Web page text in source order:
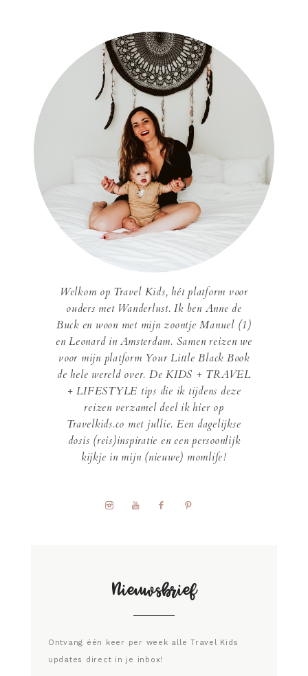
Welkom op Travel Kids, hét platform voor
ouders met Wanderlust. Ik ben Anne de
Buck en woon met mijn zoontje Manuel (1)
en Leonard in Amsterdam. Samen reizen we
voor mijn platform Your Little Black Book
de hele wereld over. De KIDS + TRAVEL
+ LIFESTYLE tips die ik tijdens deze
reizen verzamel deel ik hier op
Travelkids.co met jullie. Een dagelijkse
dosis (reis)inspiratie en een persoonlijk
kijkje in mijn (nieuwe) momlife!
Nieuwsbrief
Ontvang één keer per week alle Travel Kids
updates direct in je inbox!